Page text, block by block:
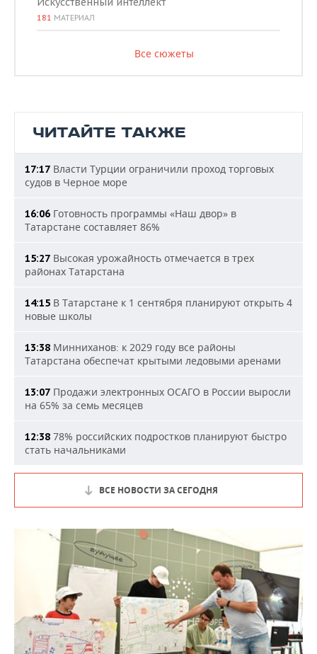
181 МАТЕРИАЛ
Все сюжеты
ЧИТАЙТЕ ТАКЖЕ
17:17 Власти Турции ограничили проход торговых
судов в Черное море
16:06 Готовность программы «Наш двор» в
Татарстане составляет 86%
15:27 Высокая урожайность отмечается в трех
районах Татарстана
14:15 В Татарстане к 1 сентября планируют открыть 4
новые школы
13:38 Минниханов: к 2029 году все районы
Татарстана обеспечат крытыми ледовыми аренами
13:07 Продажи электронных ОСАГО в России выросли
на 65% за семь месяцев
12:38 78% российских подростков планируют быстро
стать начальниками
ВСЕ НОВОСТИ ЗА СЕГОДНЯ